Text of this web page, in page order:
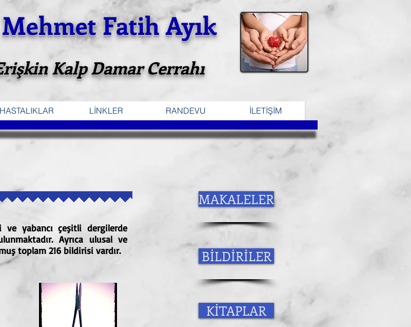
Fatih Ayık
Kalp Damar Cerrahı
HASTALIKLAR LİNKLER RANDEVU İLETİŞİM
ve yabancı çeşitli dergilerde
Ayrıca ulusal ve
toplam 216 bildirisi vardır.
MAKALELER
BİLDİRİLER
KİTAPLAR